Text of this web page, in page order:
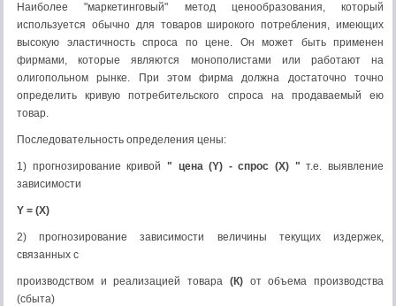
Наиболее "маркетинговый" метод ценообразования, который
используется обычно для товаров широкого потребления, имеющих
высокую эластичность спроса по цене. Он может быть применен
фирмами, которые являются монополистами или работают на
олигопольном рынке. При этом фирма должна достаточно точно
определить кривую потребительского спроса на продаваемый ею
товар.
Последовательность определения цены:
1) прогнозирование кривой " цена (Y) - спрос (X) "т.е. выявление
зависимости
Y = (X)
2) прогнозирование зависимости величины текущих издержек,
связанных с
производством и реализацией товара (К)от объема производства
(сбыта)